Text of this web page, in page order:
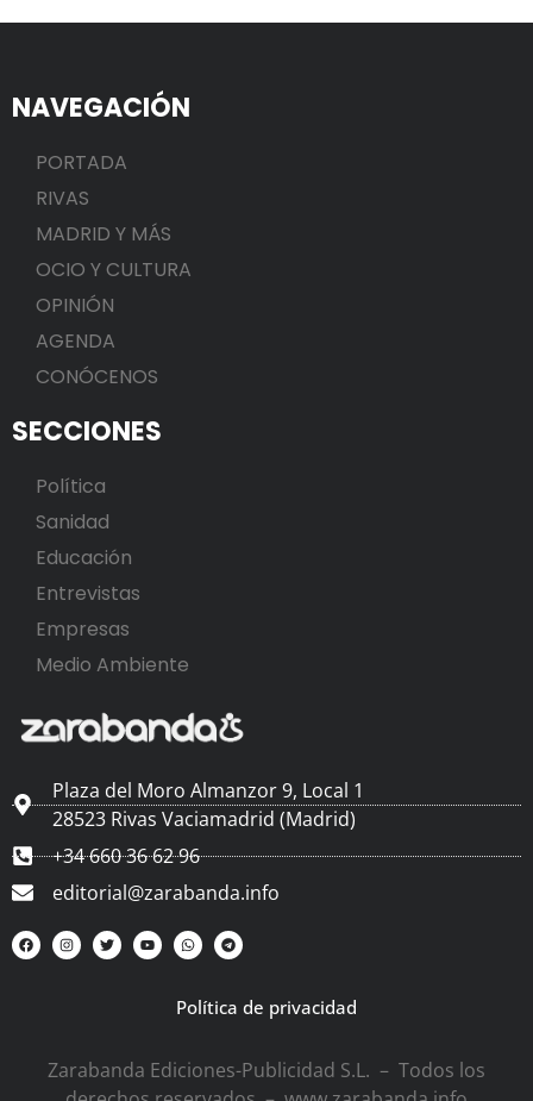
NAVEGACIÓN
PORTADA
RIVAS
MADRID Y MÁS
OCIO Y CULTURA
OPINIÓN
AGENDA
CONÓCENOS
SECCIONES
Política
Sanidad
Educación
Entrevistas
Empresas
Medio Ambiente
Plaza del Moro Almanzor 9, Local 1
28523 Rivas Vaciamadrid (Madrid)
+34 660 36 62 96
editorial@zarabanda.info
Política de privacidad
Zarabanda Ediciones-Publicidad S.L. – Todos los